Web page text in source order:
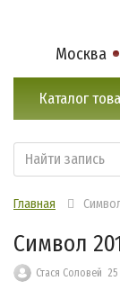
Москва
Каталог
Главная
Символ
Стася Соловей